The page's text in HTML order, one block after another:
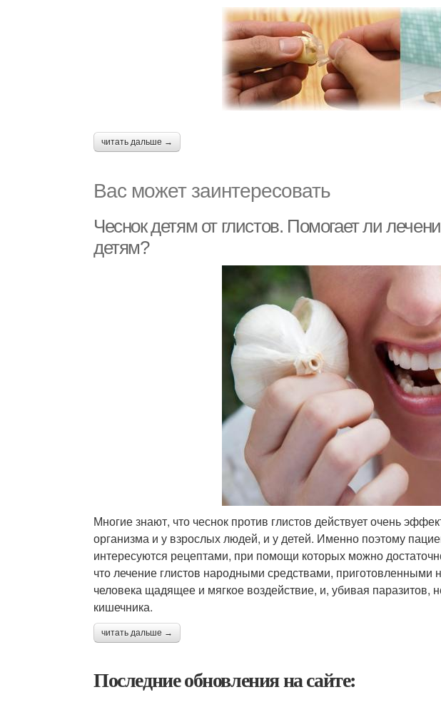
читать дальше →
Вас может заинтересовать
Чеснок детям от глистов. Помогает ли
детям?
Многие знают, что чеснок против глистов действует очень
организма и у взрослых людей, и у детей. Именно поэтому
интересуются рецептами, при помощи которых можно
что лечение глистов народными средствами, приготовленными
человека щадящее и мягкое воздействие, и, убивая
кишечника.
читать дальше →
Последние обновления на сайте: